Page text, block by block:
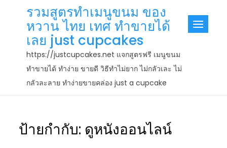
content
รวมสูตรทำเมนูขนม ของ
หวาน ไทย เทศ ทำขายได้
เลย just cupcakes
https://justcupcakes.net แจกสูตรฟรี เมนูขนม
ทำขายได้ ทำง่าย ขายดี วิธีทำไม่ยาก ไม่กลัวเละ ไม่
กลัวละลาย ทำง่ายขายคล่อง just a cupcake
ป้ายกำกับ: ดูหนังออนไลน์